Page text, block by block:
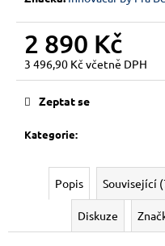
2 890 Kč
3 496,90 Kč včetně DPH
Měrná
Kategorie:
Zeptat se
Popis Související
Diskuze